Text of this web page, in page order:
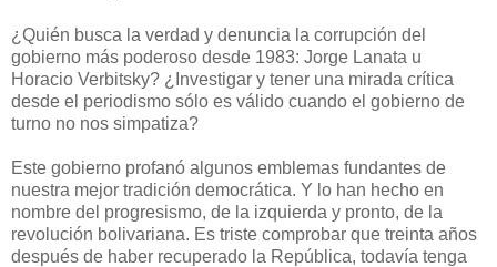
¿Quién busca la verdad y denuncia la corrupción del
gobierno más poderoso desde 1983: Jorge Lanata u
Horacio Verbitsky? ¿Investigar y tener una mirada crítica
desde el periodismo sólo es válido cuando el gobierno de
turno no nos simpatiza?
Este gobierno profanó algunos emblemas fundantes de
nuestra mejor tradición democrática. Y lo han hecho en
nombre del progresismo, de la izquierda y pronto, de la
revolución bolivariana. Es triste comprobar que treinta años
después de haber recuperado la República, todavía tenga